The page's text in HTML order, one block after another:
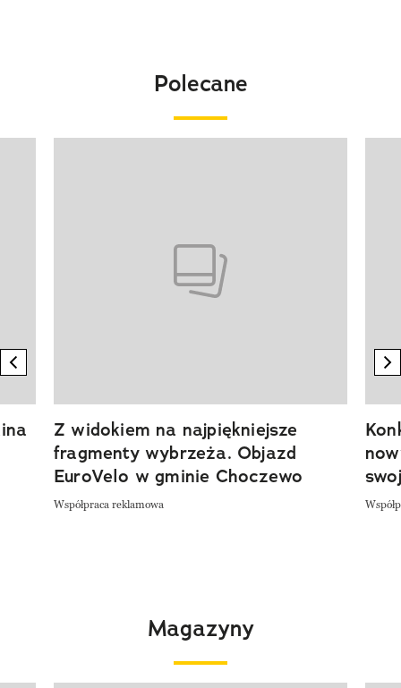
Polecane
previous element
Z widokiem na najpiękniejsze
fragmenty wybrzeża. Objazd
EuroVelo w gminie Choczewo
Współpraca reklamowa
Magazyny